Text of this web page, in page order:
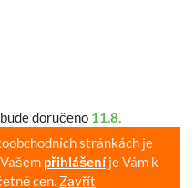
doručeno 11.8.
stránkách je
přihlášeníje Vám k
cen. Zavřít